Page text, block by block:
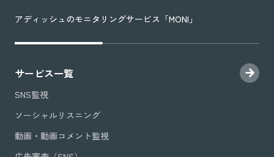
アディッシュのモニタリングサービス「MONI」
サービス一覧
SNS監視
ソーシャルリスニング
動画・動画コメント監視